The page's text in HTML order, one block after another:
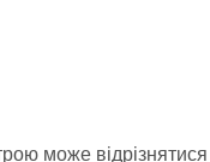
може відрізнятися